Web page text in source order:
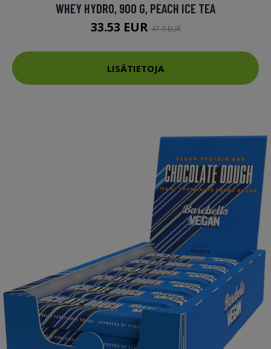
WHEY HYDRO, 900 G, PEACH ICE TEA
33.53 EUR47.9 EUR
LISÄTIETOJA